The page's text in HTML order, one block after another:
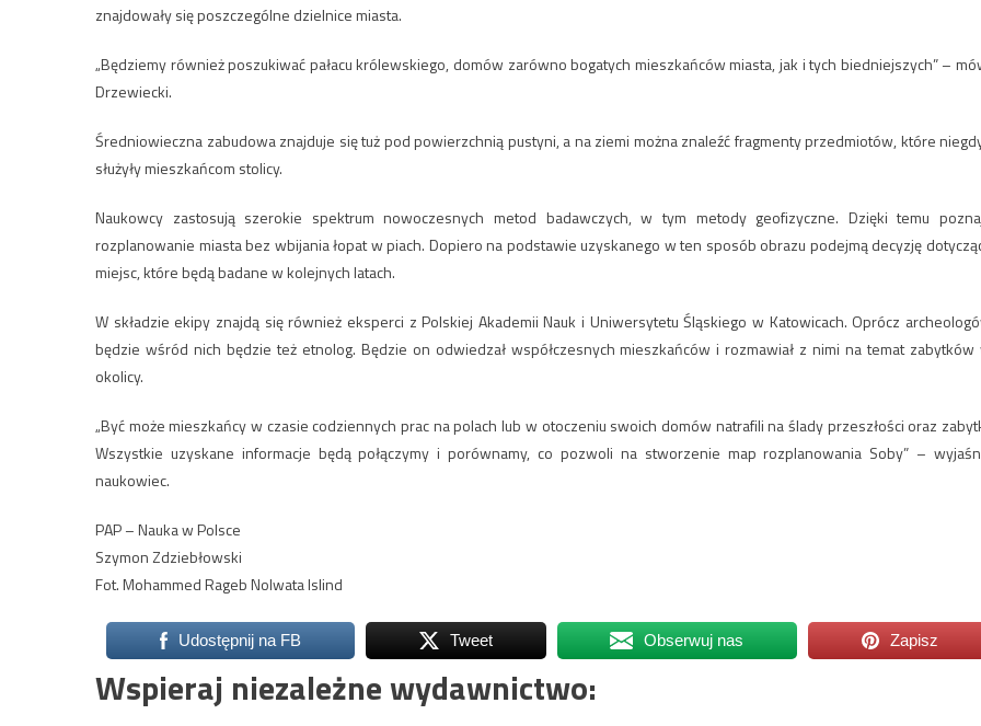
znajdowały się poszczególne dzielnice miasta.
„Będziemy również poszukiwać pałacu królewskiego, domów zarówno bogatych mieszkańców miasta, jak i tych biedniejszych” –
Drzewiecki.
Średniowieczna zabudowa znajduje się tuż pod powierzchnią pustyni, a na ziemi można znaleźć fragmenty przedmiotów, które
służyły mieszkańcom stolicy.
Naukowcy zastosują szerokie spektrum nowoczesnych metod badawczych, w tym metody geofizyczne. Dzięki temu
rozplanowanie miasta bez wbijania łopat w piach. Dopiero na podstawie uzyskanego w ten sposób obrazu podejmą decyzję
miejsc, które będą badane w kolejnych latach.
W składzie ekipy znajdą się również eksperci z Polskiej Akademii Nauk i Uniwersytetu Śląskiego w Katowicach. Oprócz
będzie wśród nich będzie też etnolog. Będzie on odwiedzał współczesnych mieszkańców i rozmawiał z nimi na temat zabytków
okolicy.
„Być może mieszkańcy w czasie codziennych prac na polach lub w otoczeniu swoich domów natrafili na ślady przeszłości oraz
Wszystkie uzyskane informacje będą połączymy i porównamy, co pozwoli na stworzenie map rozplanowania Soby” –
naukowiec.
PAP – Nauka w Polsce
Szymon Zdziebłowski
Fot. Mohammed Rageb Nolwata Islind
Udostępnij na FB Tweet Obserwuj nas Zapisz
Wspieraj niezależne wydawnictwo: